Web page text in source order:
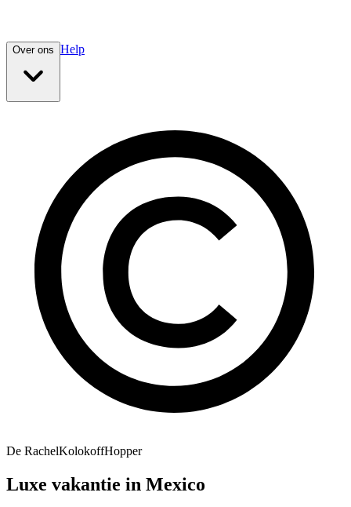
Over ons Help
De RachelKolokoffHopper
Luxe vakantie in Mexico